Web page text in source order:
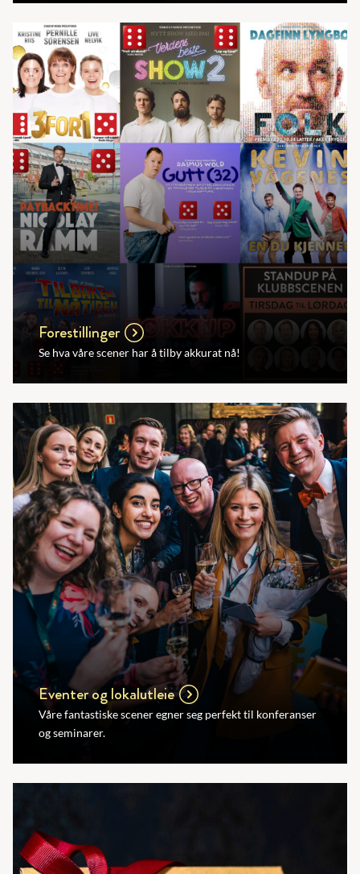
Forestillinger
Se hva våre scener har å tilby akkurat nå!
Eventer og lokalutleie
Våre fantastiske scener egner seg perfekt til konferanser
og seminarer.